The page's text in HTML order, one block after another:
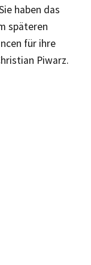
haben das
späteren
für ihre
Piwarz.